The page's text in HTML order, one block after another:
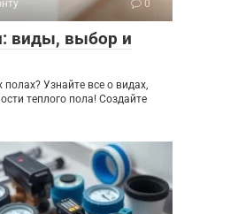
0
виды, выбор и
полах? Узнайте все о видах,
теплого пола! Создайте